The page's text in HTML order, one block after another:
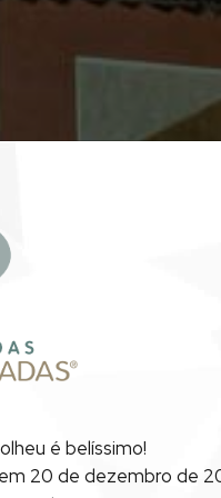
é belíssimo!
em 20 de dezembro de